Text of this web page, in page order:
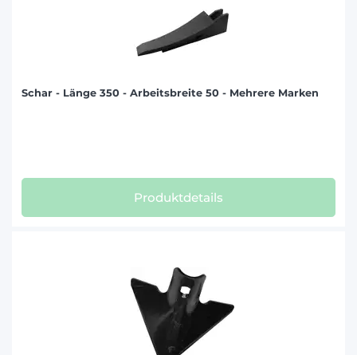
Schar - Länge 350 - Arbeitsbreite 50 - Mehrere Marken
Produktdetails